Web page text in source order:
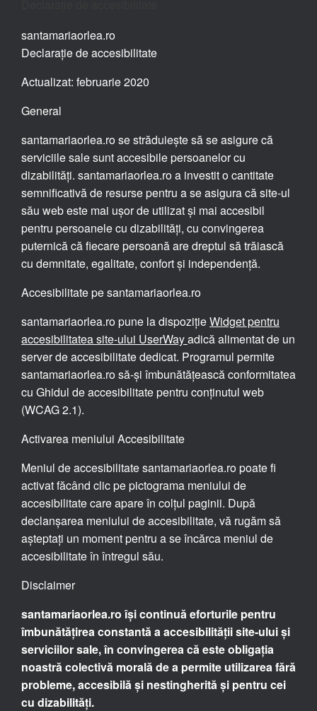
santamariaorlea.ro
Declarație de accesibilitate
Actualizat: februarie 2020
General
santamariaorlea.ro se străduiește să se asigure că
serviciile sale sunt accesibile persoanelor cu
dizabilități. santamariaorlea.ro a investit o cantitate
semnificativă de resurse pentru a se asigura că site-ul
său web este mai ușor de utilizat și mai accesibil
pentru persoanele cu dizabilități, cu convingerea
puternică că fiecare persoană are dreptul să trăiască
cu demnitate, egalitate, confort și independență.
Accesibilitate pe santamariaorlea.ro
santamariaorlea.ro pune la dispozițieWidget pentru
accesibilitatea site-ului UserWayadică alimentat de un
server de accesibilitate dedicat. Programul permite
santamariaorlea.ro să-și îmbunătățească conformitatea
cu Ghidul de accesibilitate pentru conținutul web
(WCAG 2.1).
Activarea meniului Accesibilitate
Meniul de accesibilitate santamariaorlea.ro poate fi
activat făcând clic pe pictograma meniului de
accesibilitate care apare în colțul paginii. După
declanșarea meniului de accesibilitate, vă rugăm să
așteptați un moment pentru a se încărca meniul de
accesibilitate în întregul său.
Disclaimer
santamariaorlea.ro își continuă eforturile pentru
îmbunătățirea constantă a accesibilității site-ului și
serviciilor sale, în convingerea că este obligația
noastră colectivă morală de a permite utilizarea fără
probleme, accesibilă și nestingherită și pentru cei
cu dizabilități.